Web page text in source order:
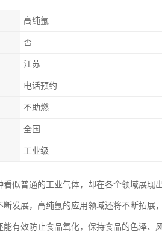
高纯氩
否
江苏
电话预约
不助燃
全国
工业级
看似普通的工业气体，却在各个领域展现
断发展，高纯氩的应用领域还将不断拓展
能有效防止食品氧化，保持食品的色泽、